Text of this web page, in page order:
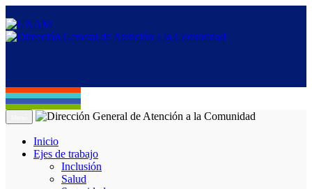
Inicio
Ejes de trabajo
Inclusión
Salud